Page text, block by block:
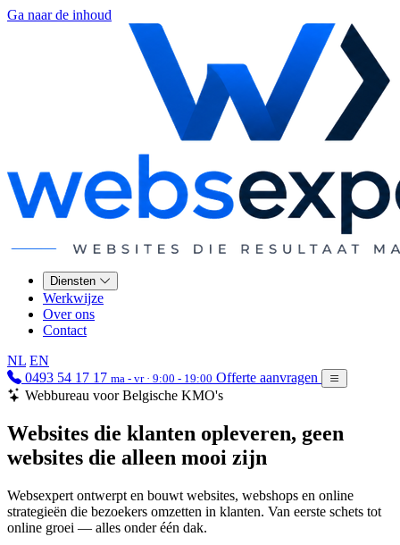
Ga naar de inhoud
Diensten
Werkwijze
Over ons
Contact
NL EN
0493 54 17 17 ma - vr · 9:00 - 19:00 Offerte aanvragen
Webbureau voor Belgische KMO's
Websites die klanten opleveren, geen
websites die alleen mooi zijn
Websexpert ontwerpt en bouwt websites, webshops en online
strategieën die bezoekers omzetten in klanten. Van eerste schets tot
online groei — alles onder één dak.